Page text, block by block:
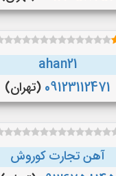
ahan21
09123112471 (تهران)
آهن تجارت کوروش